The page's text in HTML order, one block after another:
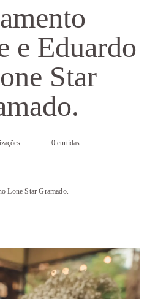
e Eduardo
Star
0curtidas
Lone Star Gramado.